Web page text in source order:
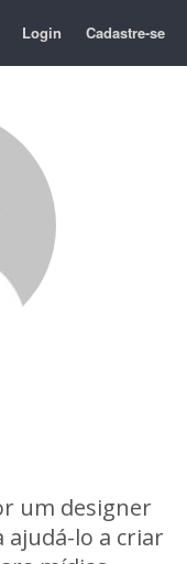
Login Cadastre-se
um designer
lo a criar